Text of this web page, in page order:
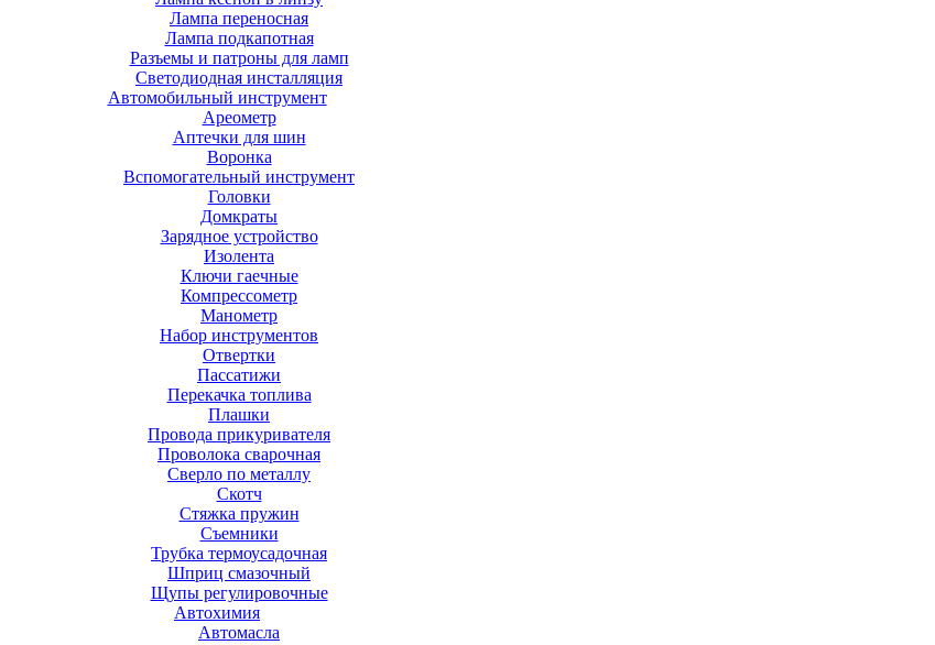
Лампа переносная
Лампа подкапотная
Разъемы и патроны для ламп
Светодиодная инсталляция
Автомобильный инструмент
Ареометр
Аптечки для шин
Воронка
Вспомогательный инструмент
Головки
Домкраты
Зарядное устройство
Изолента
Ключи гаечные
Компрессометр
Манометр
Набор инструментов
Отвертки
Пассатижи
Перекачка топлива
Плашки
Провода прикуривателя
Проволока сварочная
Сверло по металлу
Скотч
Стяжка пружин
Съемники
Трубка термоусадочная
Шприц смазочный
Щупы регулировочные
Автохимия
Автомасла